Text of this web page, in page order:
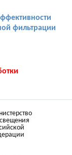
фильтрации